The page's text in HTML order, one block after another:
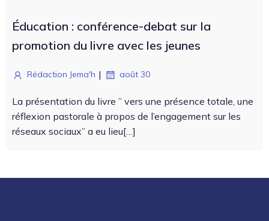
Éducation : conférence-debat sur la
promotion du livre avec les jeunes
Rédaction Jema'h | août 30
La présen­ta­tion du livre ” vers une présence totale, une
réflex­ion pas­torale à pro­pos de l’en­gage­ment sur les
réseaux soci­aux” a eu lieu[…]